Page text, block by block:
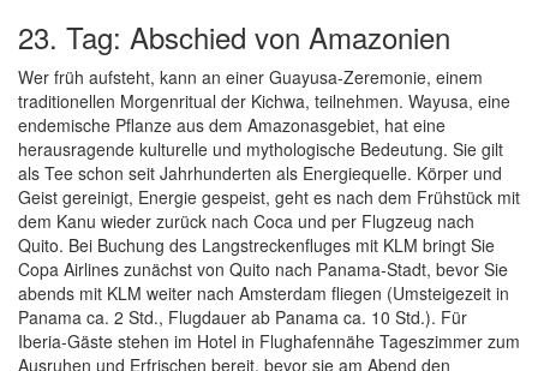
23. Tag: Abschied von Amazonien
Wer früh aufsteht, kann an einer Guayusa-Zeremonie, einem
traditionellen Morgenritual der Kichwa, teilnehmen. Wayusa, eine
endemische Pflanze aus dem Amazonasgebiet, hat eine
herausragende kulturelle und mythologische Bedeutung. Sie gilt
als Tee schon seit Jahrhunderten als Energiequelle. Körper und
Geist gereinigt, Energie gespeist, geht es nach dem Frühstück mit
dem Kanu wieder zurück nach Coca und per Flugzeug nach
Quito. Bei Buchung des Langstreckenfluges mit KLM bringt Sie
Copa Airlines zunächst von Quito nach Panama-Stadt, bevor Sie
abends mit KLM weiter nach Amsterdam fliegen (Umsteigezeit in
Panama ca. 2 Std., Flugdauer ab Panama ca. 10 Std.). Für
Iberia-Gäste stehen im Hotel in Flughafennähe Tageszimmer zum
Ausruhen und Erfrischen bereit, bevor sie am Abend den